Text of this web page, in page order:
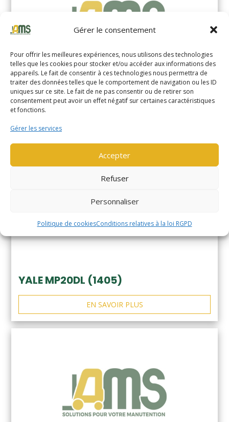
Gérer le consentement
Pour offrir les meilleures expériences, nous utilisons des technologies
telles que les cookies pour stocker et/ou accéder aux informations des
appareils. Le fait de consentir à ces technologies nous permettra de
traiter des données telles que le comportement de navigation ou les ID
uniques sur ce site. Le fait de ne pas consentir ou de retirer son
consentement peut avoir un effet négatif sur certaines caractéristiques
et fonctions.
Gérer les services
Accepter
Refuser
Personnaliser
Politique de cookiesConditions relatives à la loi RGPD
YALE MS14XIL (2510)
YALE MP20DL (1405)
EN SAVOIR PLUS